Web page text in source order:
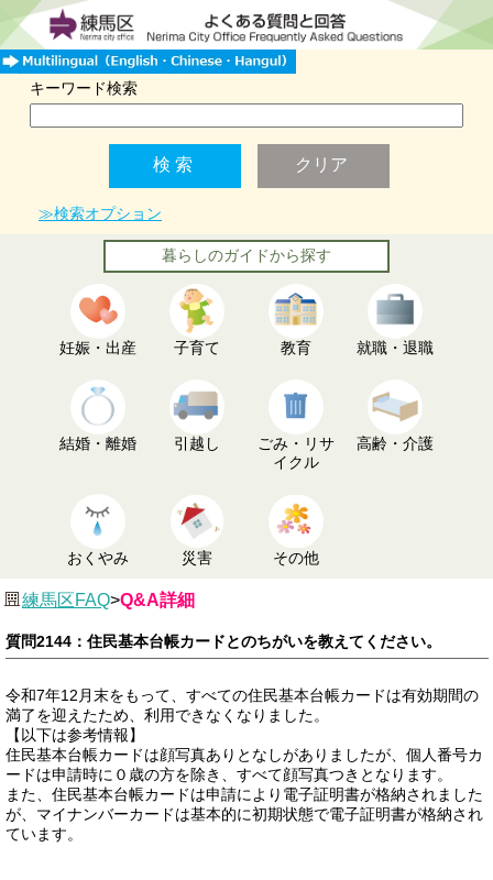
キーワード検索
≫検索オプション
暮らしのガイドから探す
妊娠・出産 子育て 教育 就職・退職
結婚・離婚 引越し
ごみ・リサ
イクル
高齢・介護
おくやみ 災害 その他
練馬区FAQ>Q&A詳細
質問2144：住民基本台帳カードとのちがいを教えてください。
令和7年12月末をもって、すべての住民基本台帳カードは有効期間の
満了を迎えたため、利用できなくなりました。
【以下は参考情報】
住民基本台帳カードは顔写真ありとなしがありましたが、個人番号カ
ードは申請時に０歳の方を除き、すべて顔写真つきとなります。
また、住民基本台帳カードは申請により電子証明書が格納されました
が、マイナンバーカードは基本的に初期状態で電子証明書が格納され
ています。